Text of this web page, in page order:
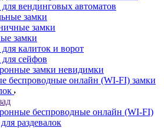
вендинговых автоматов
замки
замки
замки
калиток и ворот
сейфов
замки невидимки
беспроводные онлайн (WI-FI) замки
беспроводные онлайн (WI-FI)
раздевалок